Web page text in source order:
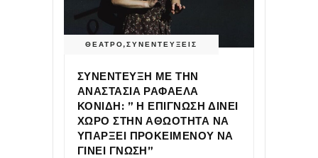
ΘΕΑΤΡΟ,ΣΥΝΕΝΤΕΥΞΕΙΣ
ΣΥΝΕΝΤΕΥΞΗ ΜΕ ΤΗΝ
ΑΝΑΣΤΑΣΙΑ ΡΑΦΑΕΛΑ
ΚΟΝΙΔΗ: ” Η ΕΠΙΓΝΩΣΗ ΔΙΝΕΙ
ΧΩΡΟ ΣΤΗΝ ΑΘΩΟΤΗΤΑ ΝΑ
ΥΠΑΡΞΕΙ ΠΡΟΚΕΙΜΕΝΟΥ ΝΑ
ΓΙΝΕΙ ΓΝΩΣΗ”